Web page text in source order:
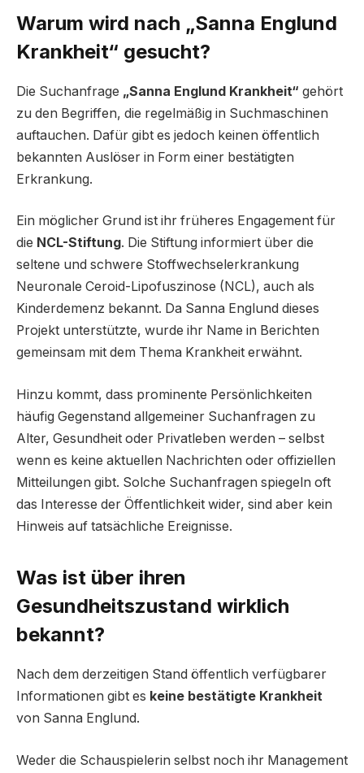
Warum wird nach „Sanna Englund
Krankheit“ gesucht?
Die Suchanfrage „Sanna Englund Krankheit“ gehört
zu den Begriffen, die regelmäßig in Suchmaschinen
auftauchen. Dafür gibt es jedoch keinen öffentlich
bekannten Auslöser in Form einer bestätigten
Erkrankung.
Ein möglicher Grund ist ihr früheres Engagement für
die NCL-Stiftung. Die Stiftung informiert über die
seltene und schwere Stoffwechselerkrankung
Neuronale Ceroid-Lipofuszinose (NCL), auch als
Kinderdemenz bekannt. Da Sanna Englund dieses
Projekt unterstützte, wurde ihr Name in Berichten
gemeinsam mit dem Thema Krankheit erwähnt.
Hinzu kommt, dass prominente Persönlichkeiten
häufig Gegenstand allgemeiner Suchanfragen zu
Alter, Gesundheit oder Privatleben werden – selbst
wenn es keine aktuellen Nachrichten oder offiziellen
Mitteilungen gibt. Solche Suchanfragen spiegeln oft
das Interesse der Öffentlichkeit wider, sind aber kein
Hinweis auf tatsächliche Ereignisse.
Was ist über ihren
Gesundheitszustand wirklich
bekannt?
Nach dem derzeitigen Stand öffentlich verfügbarer
Informationen gibt es keine bestätigte Krankheit
von Sanna Englund.
Weder die Schauspielerin selbst noch ihr Management